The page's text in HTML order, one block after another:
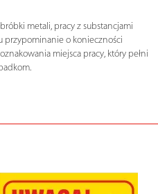
metali, pracy z substancjami
przypominanie o konieczności
miejsca pracy, który pełni